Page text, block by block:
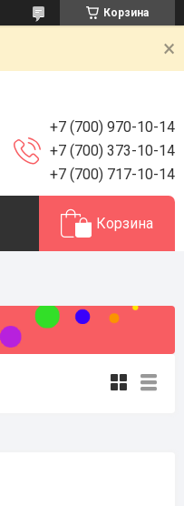
Корзина
+7 (700) 970-10-14
+7 (700) 373-10-14
+7 (700) 717-10-14
Корзина